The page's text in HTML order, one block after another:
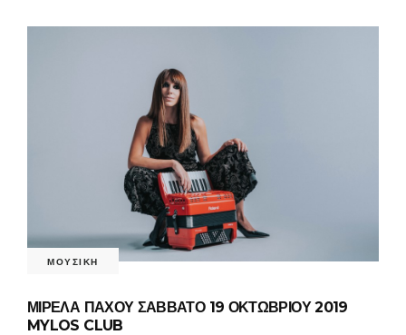
ΜΟΥΣΙΚΗ
ΜΙΡΕΛΑ ΠΑΧΟΥ ΣΑΒΒΑΤΟ 19 ΟΚΤΩΒΡΙΟΥ 2019
MYLOS CLUB